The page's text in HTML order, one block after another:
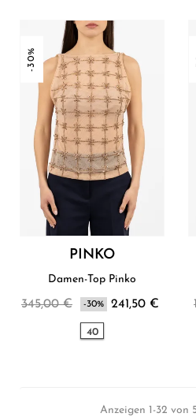
-30%
PINKO
Damen-Top Pinko
345,00 € -30% 241,50 €
40
Anzeigen 1-32 von